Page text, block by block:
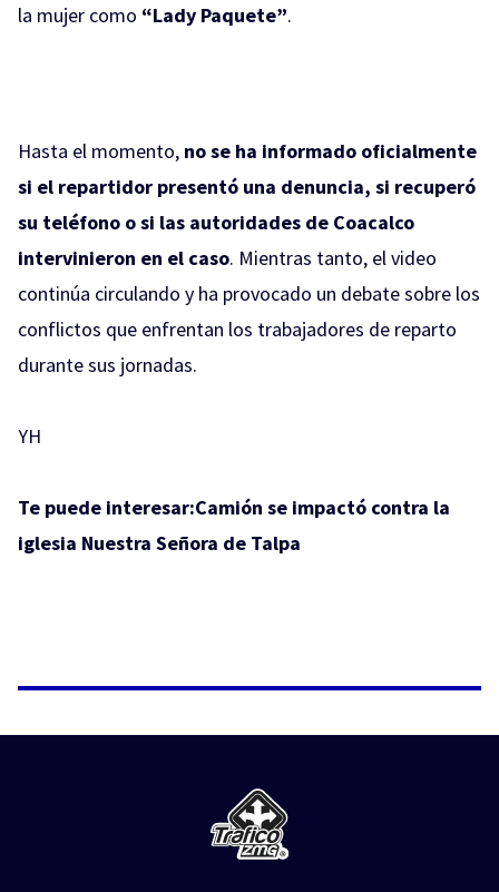
la mujer como “Lady Paquete”.
Hasta el momento, no se ha informado oficialmente
si el repartidor presentó una denuncia, si recuperó
su teléfono o si las autoridades de Coacalco
intervinieron en el caso. Mientras tanto, el video
continúa circulando y ha provocado un debate sobre los
conflictos que enfrentan los trabajadores de reparto
durante sus jornadas.
YH
Te puede interesar:Camión se impactó contra la
iglesia Nuestra Señora de Talpa